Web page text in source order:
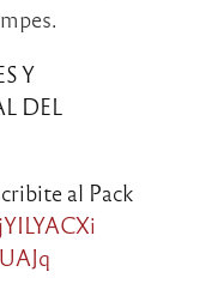
Y
DEL
al Pack